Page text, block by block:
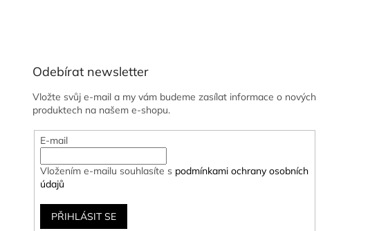
Odebírat newsletter
Vložte svůj e-mail a my vám budeme zasílat informace o nových
produktech na našem e-shopu.
E-mail
Vložením e-mailu souhlasíte s podmínkami ochrany osobních
údajů
PŘIHLÁSIT SE